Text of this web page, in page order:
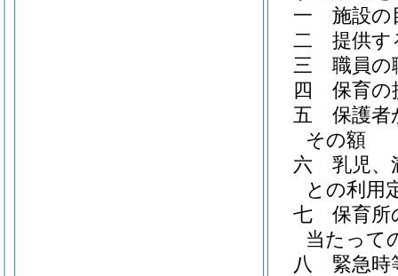
一
施設の
二
提供す
三
職員の
四
保育の
五
保護者
その額
六
乳児、
との利用
七
保育所
当たって
八
緊急時